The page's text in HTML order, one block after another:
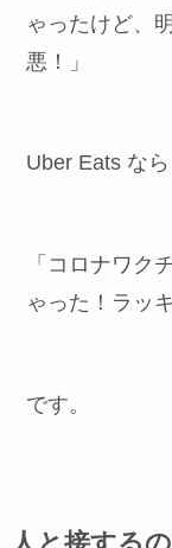
ゃったけど、
悪！」
Uber Eats なら
「コロナワク
ゃった！ラッ
です。